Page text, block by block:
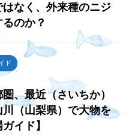
はなく、外来種のニジ
のか？
ド
圏、最近（さいちか）
（山梨県）で大物を
イド】